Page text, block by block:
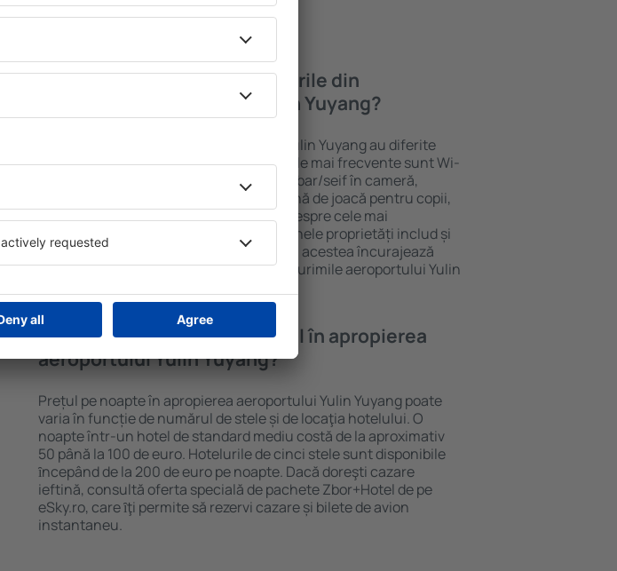
Ce facilități voi găsi în hotelurile din
apropierea aeroportului Yulin Yuyang?
Hotelurile din apropierea aeroportului Yulin Yuyang au diferite
standarde și facilități pentru oaspeți. Cele mai frecvente sunt Wi-
Fi gratuit, zone de wellness cu SPA, mini bar/seif în cameră,
centru comercial, zonă de luat masa, zonă de joacă pentru copii,
parcare gratuită și broșuri informative despre cele mai
interesante atracții turistice din zonă. Unele proprietăți includ și
transferul de la și către aeroport. Uneori, acestea încurajează
vizitarea obiectivelor turistice din ȋmprejurimile aeroportului Yulin
Cât costă o noapte la un hotel în apropierea
aeroportului Yulin Yuyang?
Prețul pe noapte în apropierea aeroportului Yulin Yuyang poate
varia în funcție de numărul de stele și de locaţia hotelului. O
noapte într-un hotel de standard mediu costă de la aproximativ
50 până la 100 de euro. Hotelurile de cinci stele sunt disponibile
ȋncepând de la 200 de euro pe noapte. Dacă doreşti cazare
ieftină, consultă oferta specială de pachete Zbor+Hotel de pe
eSky.ro, care ȋţi permite să rezervi cazare și bilete de avion
instantaneu.